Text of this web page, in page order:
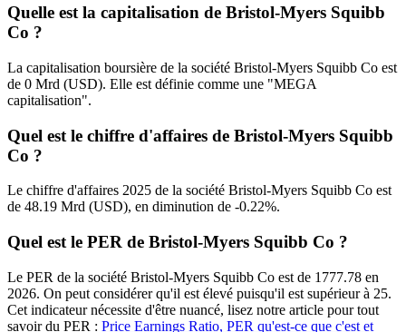
Quelle est la capitalisation de Bristol-Myers Squibb
Co ?
La capitalisation boursière de la société Bristol-Myers Squibb Co est
de 0 Mrd (USD). Elle est définie comme une "MEGA
capitalisation".
Quel est le chiffre d'affaires de Bristol-Myers Squibb
Co ?
Le chiffre d'affaires 2025 de la société Bristol-Myers Squibb Co est
de 48.19 Mrd (USD), en diminution de -0.22%.
Quel est le PER de Bristol-Myers Squibb Co ?
Le PER de la société Bristol-Myers Squibb Co est de 1777.78 en
2026. On peut considérer qu'il est élevé puisqu'il est supérieur à 25.
Cet indicateur nécessite d'être nuancé, lisez notre article pour tout
savoir du PER : Price Earnings Ratio, PER qu'est-ce que c'est et